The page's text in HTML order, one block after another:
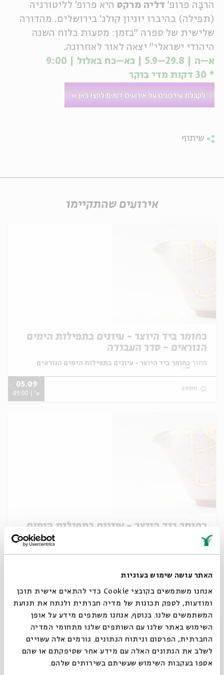
האתר עושה שימוש בעוגיות
אנחנו משתמשים בקובצי Cookie כדי להתאים אישית תוכן
ומודעות, לספק תכונות של מדיה חברתית ולנתח את תנועת
המשתמשים שלנו. בנוסף, אנחנו משתפים מידע על אופן
השימוש באתר שלנו עם השותפים שלנו מתחומי המדיה
החברתית, הפרסום וניתוח הנתונים. גורמים אלה עשויים
לשלב את הנתונים האלה עם מידע אחר שסיפקתם או שהם
אספו בעקבות השימוש שעשיתם בשירותים שלהם.
הרבָּה פרופ' דליה מרקס היא פרופ' לליטורגיה
(תפילה) בהיברו יוניון קולג' בירושלים. מהדורה
שלישית של ספרה "בזמן: מסעות בלוח השנה
היהודי ישראלי" יצאה לאור לאחרונה.
א–ה | 29.8–5.9 | כא–כח באלול | 9:00
* 30 דקות מדי בוקר
שיתוף
אירועים שהתקיימו
כחומר ביד היוצר - עיונים בתפילות הימים
הנוראים - סדר העבודה
מתוך: כחומר ביד היוצר - עיונים בתפילות הימים הנוראים
zoom
05.09
א' | 09:00
כחומר ביד היוצר - עיונים בתפילות הימים
הנוראים - הווידוי
zoom
סגור